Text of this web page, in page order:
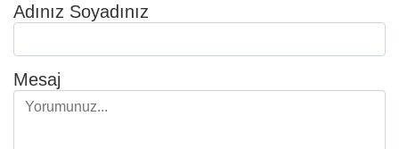
Adınız Soyadınız
Mesaj